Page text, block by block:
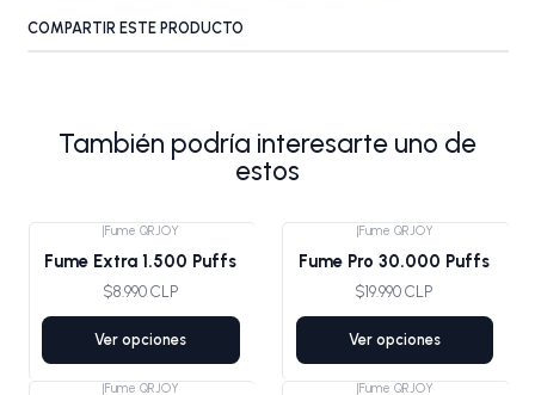
COMPARTIR ESTE PRODUCTO
También podría interesarte uno de
estos
Fume QRJOY
Fume Extra 1.500 Puffs
$8.990 CLP
Ver opciones
Fume QRJOY
Fume Pro 30.000 Puffs
$19.990 CLP
Ver opciones
Fume QRJOY Fume QRJOY